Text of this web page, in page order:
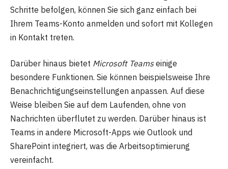
Schritte befolgen, können Sie sich ganz einfach bei
Ihrem Teams-Konto anmelden und sofort mit Kollegen
in Kontakt treten.
Darüber hinaus bietet Microsoft Teamseinige
besondere Funktionen. Sie können beispielsweise Ihre
Benachrichtigungseinstellungen anpassen. Auf diese
Weise bleiben Sie auf dem Laufenden, ohne von
Nachrichten überflutet zu werden. Darüber hinaus ist
Teams in andere Microsoft-Apps wie Outlook und
SharePoint integriert, was die Arbeitsoptimierung
vereinfacht.